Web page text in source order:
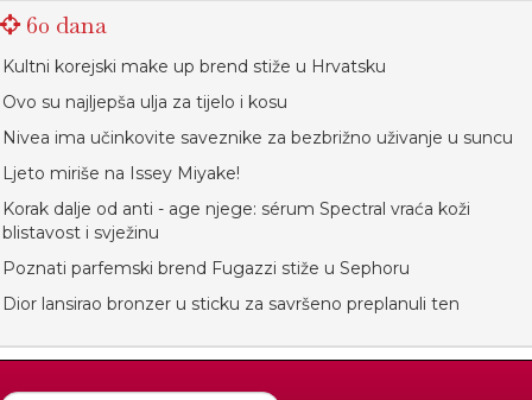
60 dana
Kultni korejski make up brend stiže u Hrvatsku
Ovo su najljepša ulja za tijelo i kosu
Nivea ima učinkovite saveznike za bezbrižno uživanje u suncu
Ljeto miriše na Issey Miyake!
Korak dalje od anti - age njege: sérum Spectral vraća koži
blistavost i svježinu
Poznati parfemski brend Fugazzi stiže u Sephoru
Dior lansirao bronzer u sticku za savršeno preplanuli ten